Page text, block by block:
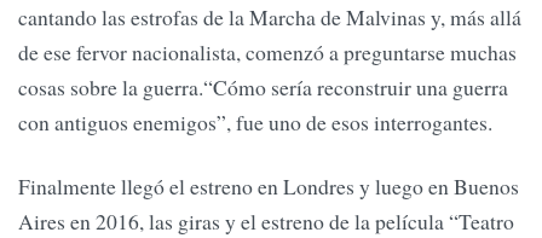
cantando las estrofas de la Marcha de Malvinas y, más allá
de ese fervor nacionalista, comenzó a preguntarse muchas
cosas sobre la guerra.“Cómo sería reconstruir una guerra
con antiguos enemigos”, fue uno de esos interrogantes.
Finalmente llegó el estreno en Londres y luego en Buenos
Aires en 2016, las giras y el estreno de la película “Teatro